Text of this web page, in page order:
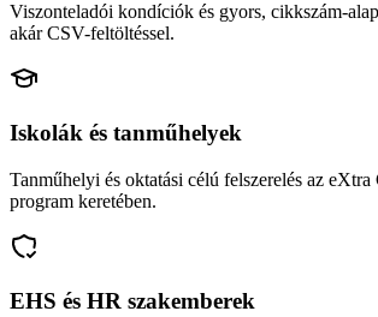
Viszonteladói kondíciók és gyors, cikkszám-
akár CSV-feltöltéssel.
Iskolák és tanműhelyek
Tanműhelyi és oktatási célú felszerelés az
program keretében.
EHS és HR szakemberek